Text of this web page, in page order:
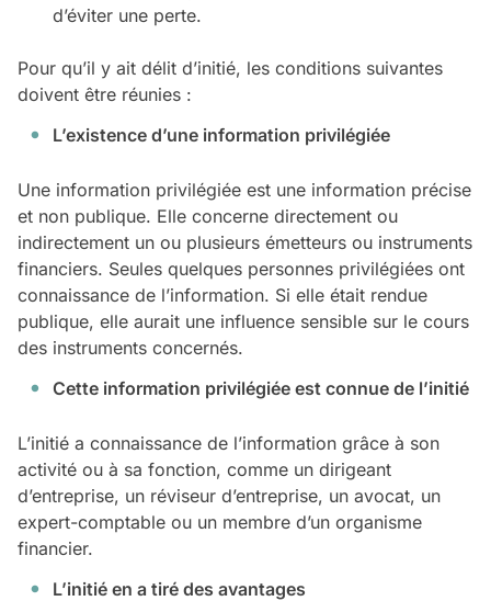
d’éviter une perte.
Pour qu’il y ait délit d’initié, les conditions suivantes
doivent être réunies :
L’existence d’une information privilégiée
Une information privilégiée est une information précise
et non publique. Elle concerne directement ou
indirectement un ou plusieurs émetteurs ou instruments
financiers. Seules quelques personnes privilégiées ont
connaissance de l’information. Si elle était rendue
publique, elle aurait une influence sensible sur le cours
des instruments concernés.
Cette information privilégiée est connue de l’initié
L’initié a connaissance de l’information grâce à son
activité ou à sa fonction, comme un dirigeant
d’entreprise, un réviseur d’entreprise, un avocat, un
expert-comptable ou un membre d’un organisme
financier.
L’initié en a tiré des avantages